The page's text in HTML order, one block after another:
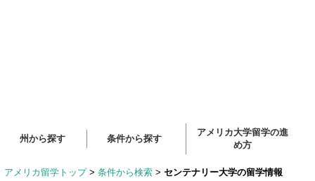
州から探す 条件から探す
アメリカ大学留学の進
め方
アメリカ留学トップ > 条件から検索 > センテナリー大学の留学情報